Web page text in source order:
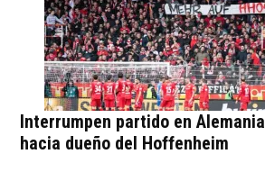
Interrumpen partido en
hacia dueño del Hoffenheim